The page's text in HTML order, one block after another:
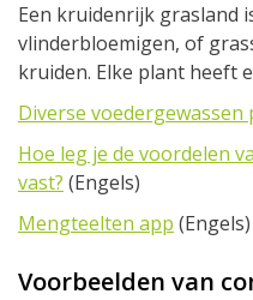
Een kruidenrijk grasland
vlinderbloemigen, of
kruiden. Elke plant heeft
Diverse voedergewassen
Hoe leg je de voordelen
vast? (Engels)
Mengteelten app (Engels)
Voorbeelden